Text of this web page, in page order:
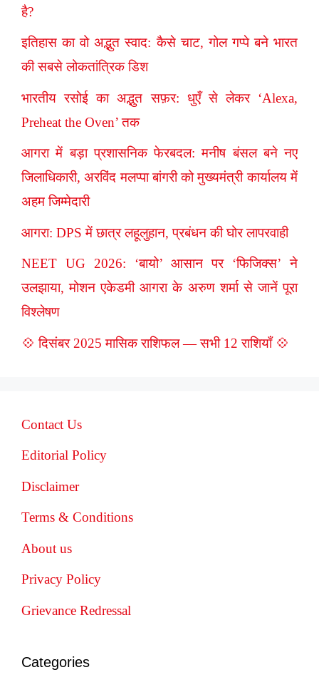
है?
इतिहास का वो अद्भुत स्वाद: कैसे चाट, गोल गप्पे बने भारत
की सबसे लोकतांत्रिक डिश
भारतीय रसोई का अद्भुत सफ़र: धुएँ से लेकर ‘Alexa,
Preheat the Oven’ तक
आगरा में बड़ा प्रशासनिक फेरबदल: मनीष बंसल बने नए
जिलाधिकारी, अरविंद मलप्पा बांगरी को मुख्यमंत्री कार्यालय में
अहम जिम्मेदारी
आगरा: DPS में छात्र लहूलुहान, प्रबंधन की घोर लापरवाही
NEET UG 2026: ‘बायो’ आसान पर ‘फिजिक्स’ ने
उलझाया, मोशन एकेडमी आगरा के अरुण शर्मा से जानें पूरा
विश्लेषण
💠 दिसंबर 2025 मासिक राशिफल — सभी 12 राशियाँ 💠
Contact Us
Editorial Policy
Disclaimer
Terms & Conditions
About us
Privacy Policy
Grievance Redressal
Categories